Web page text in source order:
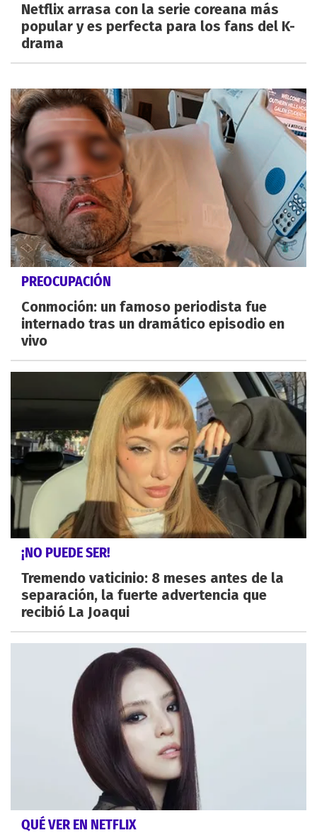
Netflix arrasa con la serie coreana más
popular y es perfecta para los fans del K-
drama
PREOCUPACIÓN
Conmoción: un famoso periodista fue
internado tras un dramático episodio en
vivo
¡NO PUEDE SER!
Tremendo vaticinio: 8 meses antes de la
separación, la fuerte advertencia que
recibió La Joaqui
QUÉ VER EN NETFLIX